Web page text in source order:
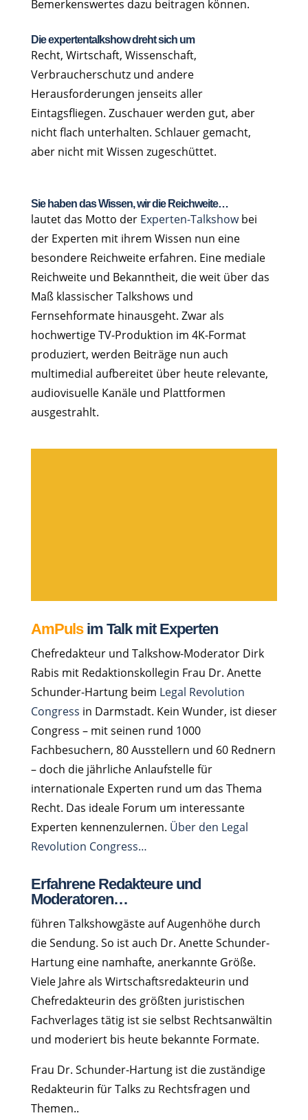
Bemerkenswertes dazu beitragen können.
Die expertentalkshow dreht sich um
Recht, Wirtschaft, Wissenschaft,
Verbraucherschutz und andere
Herausforderungen jenseits aller
Eintagsfliegen. Zuschauer werden gut, aber
nicht flach unterhalten. Schlauer gemacht,
aber nicht mit Wissen zugeschüttet.
Sie haben das Wissen, wir die Reichweite…
lautet das Motto der Experten-Talkshowbei
der Experten mit ihrem Wissen nun eine
besondere Reichweite erfahren. Eine mediale
Reichweite und Bekanntheit, die weit über das
Maß klassischer Talkshows und
Fernsehformate hinausgeht. Zwar als
hochwertige TV-Produktion im 4K-Format
produziert, werden Beiträge nun auch
multimedial aufbereitet über heute relevante,
audiovisuelle Kanäle und Plattformen
ausgestrahlt.
AmPulsim Talk mit Experten
Chefredakteur und Talkshow-Moderator Dirk
Rabis mit Redaktionskollegin Frau Dr. Anette
Schunder-Hartung beim Legal Revolution
Congress in Darmstadt. Kein Wunder, ist dieser
Congress – mit seinen rund 1000
Fachbesuchern, 80 Ausstellern und 60 Rednern
– doch die jährliche Anlaufstelle für
internationale Experten rund um das Thema
Recht. Das ideale Forum um interessante
Experten kennenzulernen. Über den Legal
Revolution Congress…
Erfahrene Redakteure und
Moderatoren…
führen Talkshowgäste auf Augenhöhe durch
die Sendung. So ist auch Dr. Anette Schunder-
Hartung eine namhafte, anerkannte Größe.
Viele Jahre als Wirtschaftsredakteurin und
Chefredakteurin des größten juristischen
Fachverlages tätig ist sie selbst Rechtsanwältin
und moderiert bis heute bekannte Formate.
Frau Dr. Schunder-Hartung ist die zuständige
Redakteurin für Talks zu Rechtsfragen und
Themen..